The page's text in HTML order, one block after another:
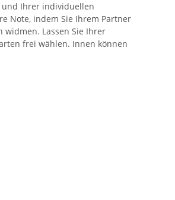
und Ihrer individuellen
Note, indem Sie Ihrem Partner
Lassen Sie Ihrer
frei wählen. Innen können